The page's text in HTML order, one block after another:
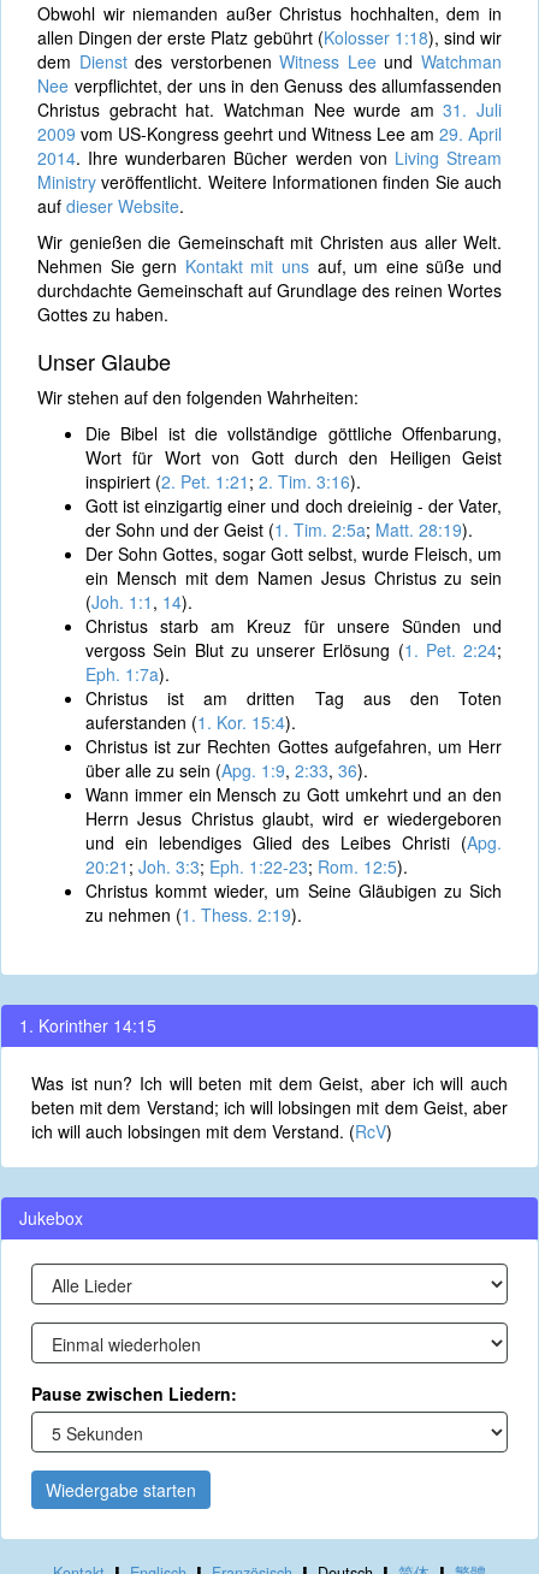
Obwohl wir niemanden außer Christus hochhalten, dem in
allen Dingen der erste Platz gebührt (Kolosser 1:18), sind wir
dem Dienstdes verstorbenenWitness LeeundWatchman
Nee verpflichtet, der uns in den Genuss des allumfassenden
Christus gebracht hat. Watchman Nee wurde am31. Juli
2009 vom US-Kongress geehrt und Witness Lee am 29. April
2014. Ihre wunderbaren Bücher werden von Living Stream
Ministry veröffentlicht. Weitere Informationen finden Sie auch
auf dieser Website.
Wir genießen die Gemeinschaft mit Christen aus aller Welt.
Nehmen Sie gern Kontakt mit uns auf, um eine süße und
durchdachte Gemeinschaft auf Grundlage des reinen Wortes
Gottes zu haben.
Unser Glaube
Wir stehen auf den folgenden Wahrheiten:
Die Bibel ist die vollständige göttliche Offenbarung,
Wort für Wort von Gott durch den Heiligen Geist
inspiriert (2. Pet. 1:21 ; 2. Tim. 3:16).
Gott ist einzigartig einer und doch dreieinig - der Vater,
der Sohn und der Geist (1. Tim. 2:5a; Matt. 28:19).
Der Sohn Gottes, sogar Gott selbst, wurde Fleisch, um
ein Mensch mit dem Namen Jesus Christus zu sein
(Joh. 1:1 , 14).
Christus starb am Kreuz für unsere Sünden und
vergoss Sein Blut zu unserer Erlösung (1. Pet. 2:24;
Eph. 1:7a).
Christus ist am dritten Tag aus den Toten
auferstanden (1. Kor. 15:4).
Christus ist zur Rechten Gottes aufgefahren, um Herr
über alle zu sein (Apg. 1:9, 2:33, 36).
Wann immer ein Mensch zu Gott umkehrt und an den
Herrn Jesus Christus glaubt, wird er wiedergeboren
und ein lebendiges Glied des Leibes Christi (Apg.
20:21 ; Joh. 3:3; Eph. 1:22-23; Rom. 12:5).
Christus kommt wieder, um Seine Gläubigen zu Sich
zu nehmen (1. Thess. 2:19).
1. Korinther 14:15
Was ist nun? Ich will beten mit dem Geist, aber ich will auch
beten mit dem Verstand; ich will lobsingen mit dem Geist, aber
ich will auch lobsingen mit dem Verstand. (RcV)
Jukebox
Pause zwischen Liedern:
Wiedergabe starten